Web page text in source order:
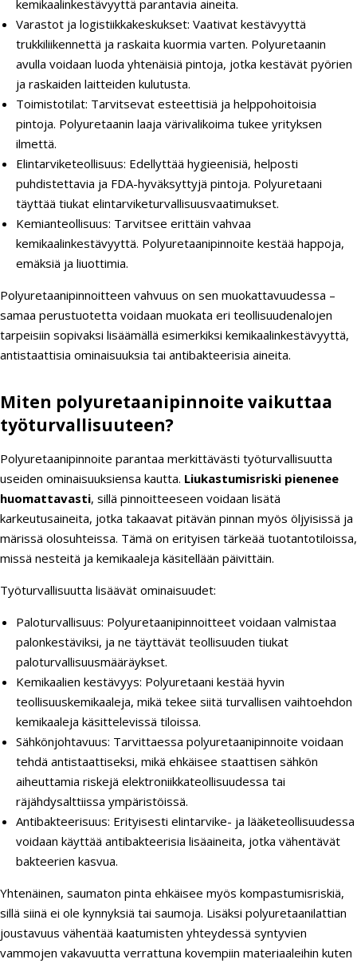
kemikaalinkestävyyttä parantavia aineita.
Varastot ja logistiikkakeskukset: Vaativat kestävyyttä
trukkiliikennettä ja raskaita kuormia varten. Polyuretaanin
avulla voidaan luoda yhtenäisiä pintoja, jotka kestävät pyörien
ja raskaiden laitteiden kulutusta.
Toimistotilat: Tarvitsevat esteettisiä ja helppohoitoisia
pintoja. Polyuretaanin laaja värivalikoima tukee yrityksen
ilmettä.
Elintarviketeollisuus: Edellyttää hygieenisiä, helposti
puhdistettavia ja FDA-hyväksyttyjä pintoja. Polyuretaani
täyttää tiukat elintarviketurvallisuusvaatimukset.
Kemianteollisuus: Tarvitsee erittäin vahvaa
kemikaalinkestävyyttä. Polyuretaanipinnoite kestää happoja,
emäksiä ja liuottimia.
Polyuretaanipinnoitteen vahvuus on sen muokattavuudessa –
samaa perustuotetta voidaan muokata eri teollisuudenalojen
tarpeisiin sopivaksi lisäämällä esimerkiksi kemikaalinkestävyyttä,
antistaattisia ominaisuuksia tai antibakteerisia aineita.
Miten polyuretaanipinnoite vaikuttaa
työturvallisuuteen?
Polyuretaanipinnoite parantaa merkittävästi työturvallisuutta
useiden ominaisuuksiensa kautta. Liukastumisriski pienenee
huomattavasti, sillä pinnoitteeseen voidaan lisätä
karkeutusaineita, jotka takaavat pitävän pinnan myös öljyisissä ja
märissä olosuhteissa. Tämä on erityisen tärkeää tuotantotiloissa,
missä nesteitä ja kemikaaleja käsitellään päivittäin.
Työturvallisuutta lisäävät ominaisuudet:
Paloturvallisuus: Polyuretaanipinnoitteet voidaan valmistaa
palonkestäviksi, ja ne täyttävät teollisuuden tiukat
paloturvallisuusmääräykset.
Kemikaalien kestävyys: Polyuretaani kestää hyvin
teollisuuskemikaaleja, mikä tekee siitä turvallisen vaihtoehdon
kemikaaleja käsittelevissä tiloissa.
Sähkönjohtavuus: Tarvittaessa polyuretaanipinnoite voidaan
tehdä antistaattiseksi, mikä ehkäisee staattisen sähkön
aiheuttamia riskejä elektroniikkateollisuudessa tai
räjähdysalttiissa ympäristöissä.
Antibakteerisuus: Erityisesti elintarvike- ja lääketeollisuudessa
voidaan käyttää antibakteerisia lisäaineita, jotka vähentävät
bakteerien kasvua.
Yhtenäinen, saumaton pinta ehkäisee myös kompastumisriskiä,
sillä siinä ei ole kynnyksiä tai saumoja. Lisäksi polyuretaanilattian
joustavuus vähentää kaatumisten yhteydessä syntyvien
vammojen vakavuutta verrattuna kovempiin materiaaleihin kuten